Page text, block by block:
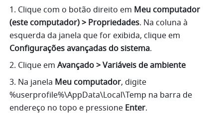
1. Clique com o botão direito em Meu computador
(este computador) > Propriedades. Na coluna à
Configurações avançadas do sistema.
2. Clique em Avançado > Variáveis de ambiente
3. Na janela Meu computador, digite
%userprofile%\AppData\Local\Temp na barra de
endereço no topo e pressione Enter.